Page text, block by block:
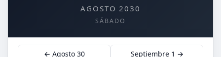
AGOSTO 2030
SÁBADO
← Agosto 30 Septiembre 1 →